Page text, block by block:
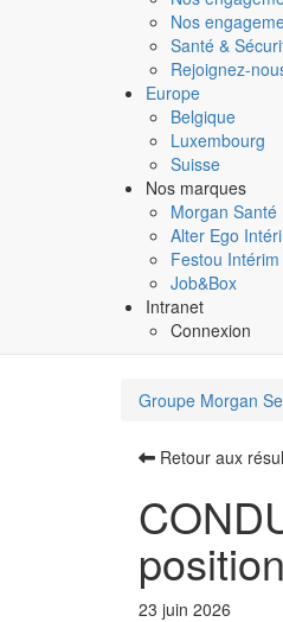
Nos
Santé &
Rejoignez-
Europe
Belgique
Luxembourg
Suisse
Nos marques
Morgan Santé
Alter Ego
Festou Intérim
Job&Box
Intranet
Connexion
Groupe Morgan
Retour aux
23 juin 2026